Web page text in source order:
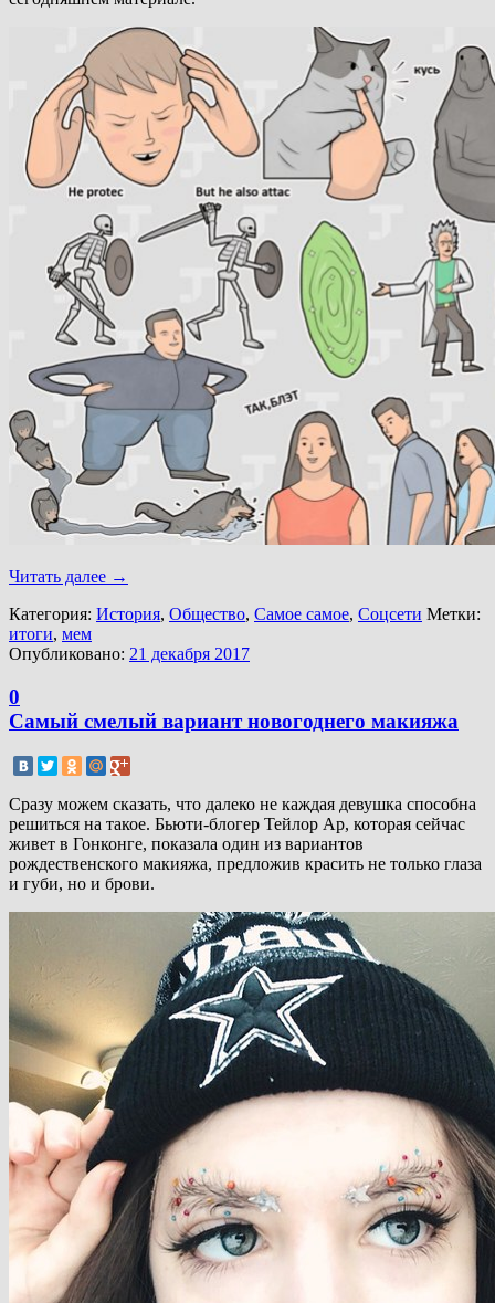
Читать далее →
Категория: История, Общество, Самое самое, Соцсети Метки:
итоги, мем
Опубликовано: 21 декабря 2017
0
Самый смелый вариант новогоднего макияжа
Сразу можем сказать, что далеко не каждая девушка способна
решиться на такое. Бьюти-блогер Тейлор Ар, которая сейчас
живет в Гонконге, показала один из вариантов
рождественского макияжа, предложив красить не только глаза
и губи, но и брови.